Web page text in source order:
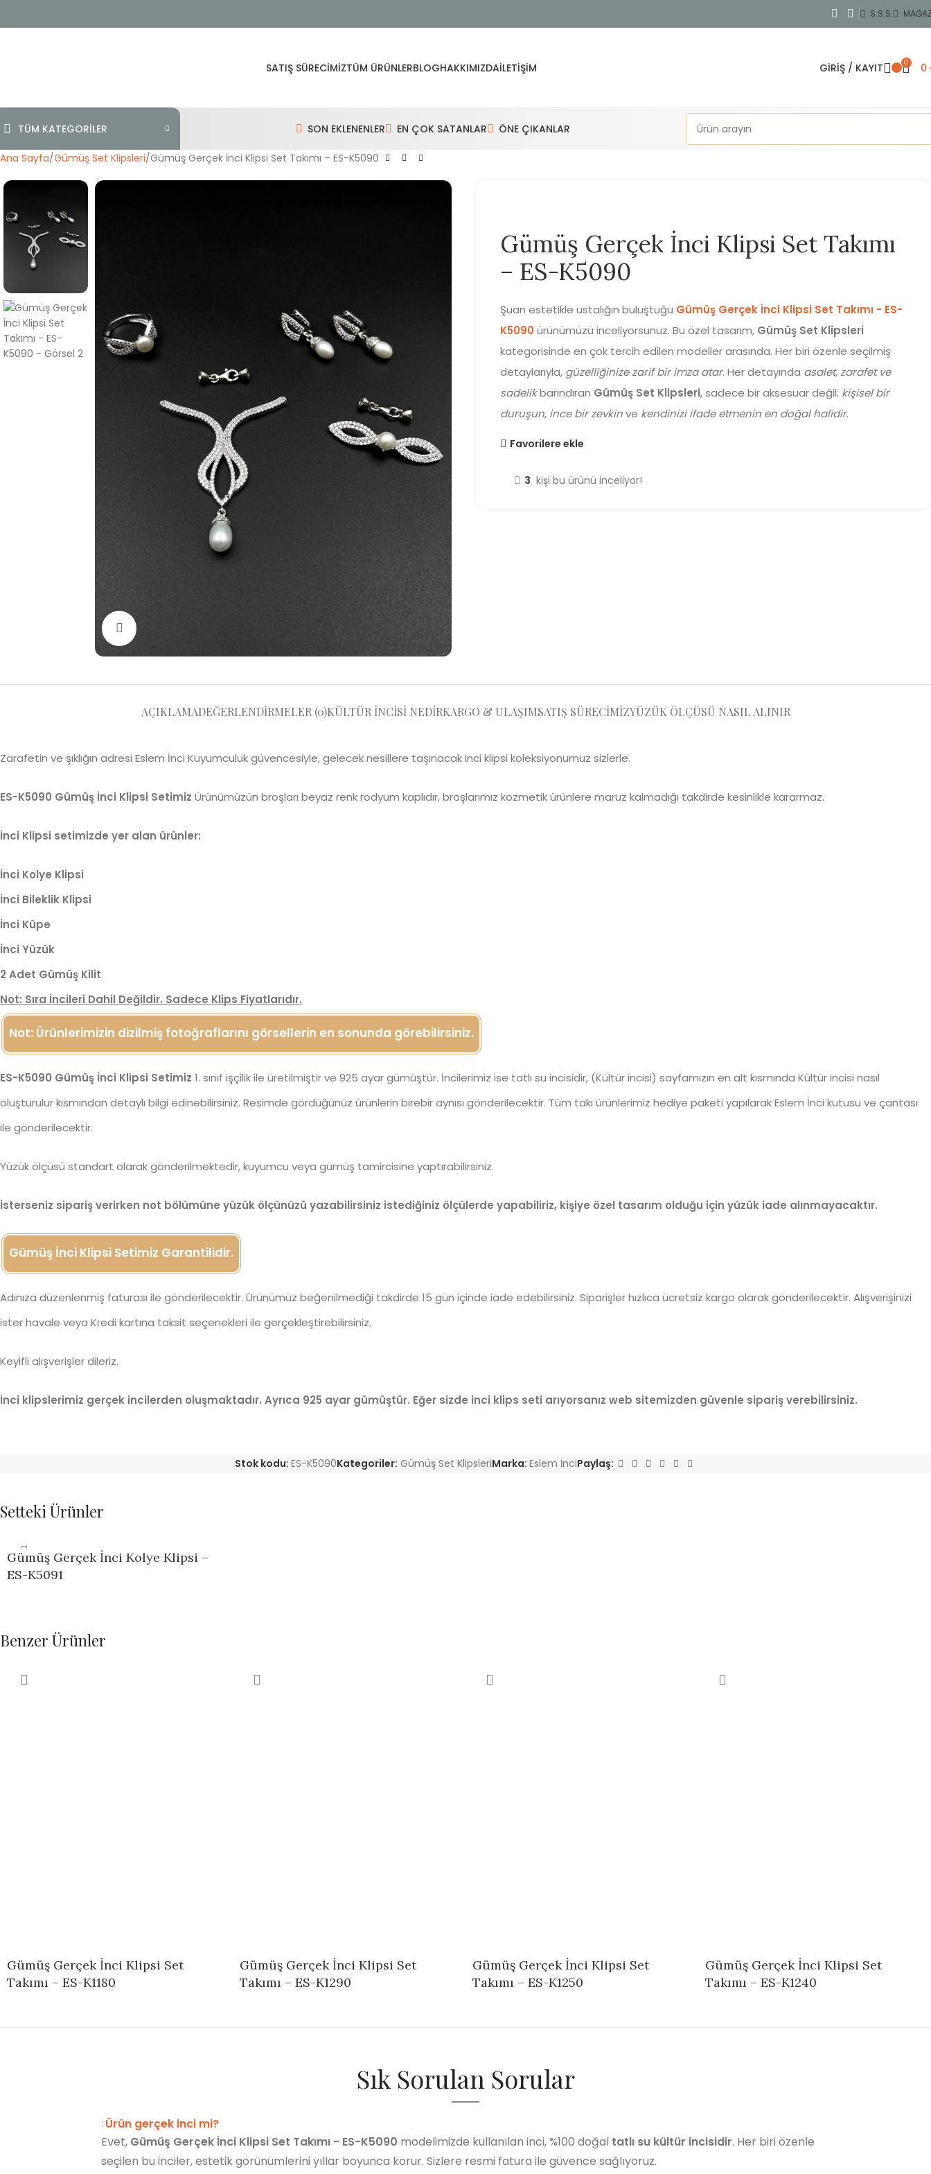
S.S.S.
SATIŞ SÜRECIMIZTÜM ÜRÜNLERBLOGHAKKIMIZDAİLETIŞIM GIRIŞ / KAYIT 0 0
TÜM KATEGORİLER SON EKLENENLER EN ÇOK SATANLAR ÖNE ÇIKANLAR
Ana Sayfa Gümüş Set Klipsleri Gümüş Gerçek İnci Klipsi Set Takımı – ES-K5090
Gümüş Gerçek İnci Klipsi Set Takımı
– ES-K5090
Şuan estetikle ustalığın buluştuğu Gümüş Gerçek İnci Klipsi Set Takımı - ES-
K5090ürünümüzü inceliyorsunuz. Bu özel tasarım, Gümüş Set Klipsleri
kategorisinde en çok tercih edilen modeller arasında. Her biri özenle seçilmiş
detaylarıyla, güzelliğinize zarif bir imza atar. Her detayında asalet, zarafet ve
sadelikbarındıran Gümüş Set Klipsleri, sadece bir aksesuar değil; kişisel bir
duruşun, ince bir zevkinve kendinizi ifade etmenin en doğal halidir.
Favorilere ekle
3 kişi bu ürünü inceliyor!
AÇIKLAMADEĞERLENDIRMELER (0)KÜLTÜR İNCISI NEDIRKARGO & ULAŞIMSATIŞ SÜRECIMIZYÜZÜK ÖLÇÜSÜ NASIL ALINIR
Zarafetin ve şıklığın adresi Eslem İnci Kuyumculuk güvencesiyle, gelecek nesillere taşınacak inci klipsi koleksiyonumuz sizlerle.
ES-K5090 Gümüş İnci Klipsi Setimiz Ürünümüzün broşları beyaz renk rodyum kaplıdır, broşlarımız kozmetik ürünlere maruz kalmadığı takdirde kesinlikle kararmaz.
İnci Klipsi setimizde yer alan ürünler:
İnci Kolye Klipsi
İnci Bileklik Klipsi
İnci Küpe
İnci Yüzük
2 Adet Gümüş Kilit
Not: Sıra İncileri Dahil Değildir. Sadece Klips Fiyatlarıdır.
Not: Ürünlerimizin dizilmiş fotoğraflarını görsellerin en sonunda görebilirsiniz.
ES-K5090 Gümüş İnci Klipsi Setimiz 1. sınıf işçilik ile üretilmiştir ve 925 ayar gümüştür. İncilerimiz ise tatlı su incisidir, (Kültür incisi) sayfamızın en alt kısmında Kültür incisi nasıl
oluşturulur kısmından detaylı bilgi edinebilirsiniz. Resimde gördüğünüz ürünlerin birebir aynısı gönderilecektir. Tüm takı ürünlerimiz hediye paketi yapılarak Eslem İnci kutusu ve çantası
ile gönderilecektir.
Yüzük ölçüsü standart olarak gönderilmektedir, kuyumcu veya gümüş tamircisine yaptırabilirsiniz.
İsterseniz sipariş verirken not bölümüne yüzük ölçünüzü yazabilirsiniz istediğiniz ölçülerde yapabiliriz, kişiye özel tasarım olduğu için yüzük iade alınmayacaktır.
Gümüş İnci Klipsi Setimiz Garantilidir.
Adınıza düzenlenmiş faturası ile gönderilecektir. Ürünümüz beğenilmediği takdirde 15 gün içinde iade edebilirsiniz. Siparişler hızlıca ücretsiz kargo olarak gönderilecektir. Alışverişinizi
ister havale veya Kredi kartına taksit seçenekleri ile gerçekleştirebilirsiniz.
Keyifli alışverişler dileriz.
İnci klipslerimiz gerçek incilerden oluşmaktadır. Ayrıca 925 ayar gümüştür. Eğer sizde inci klips seti arıyorsanız web sitemizden güvenle sipariş verebilirsiniz.
Stok kodu: ES-K5090Kategoriler: Gümüş Set KlipsleriMarka: Eslem İnciPaylaş:
Setteki Ürünler
Gümüş Gerçek İnci Kolye Klipsi –
ES-K5091
Benzer Ürünler
Gümüş Gerçek İnci Klipsi Set
Takımı – ES-K1180
Gümüş Gerçek İnci Klipsi Set
Takımı – ES-K1290
Gümüş Gerçek İnci Klipsi Set
Takımı – ES-K1250
Gümüş Gerçek İnci Klipsi Set
Takımı – ES-K1240
Sık Sorulan Sorular
Ürün gerçek inci mi?
Evet, Gümüş Gerçek İnci Klipsi Set Takımı - ES-K5090 modelimizde kullanılan inci, %100 doğal tatlı su kültür incisidir. Her biri özenle
seçilen bu inciler, estetik görünümlerini yıllar boyunca korur. Sizlere resmi fatura ile güvence sağlıyoruz.